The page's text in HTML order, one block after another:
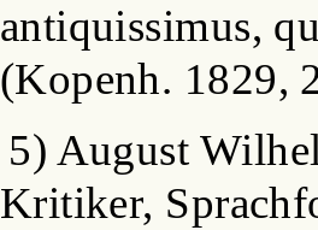
antiquissimus,
(Kopenh. 1829,
5) August
Kritiker,